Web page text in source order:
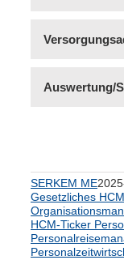
Auswertung/
SERKEM ME
Gesetzliches HCM
HCM-Ticker